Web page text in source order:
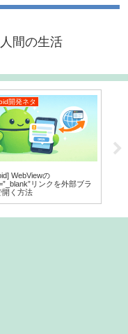
間の生活
開発ネタ
WebViewの
リンクを外部ブラ
開く方法